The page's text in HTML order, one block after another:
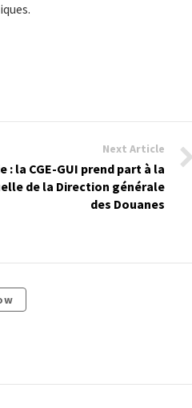
Next Article
: la CGE-GUI prend part à la
de la Direction générale
des Douanes